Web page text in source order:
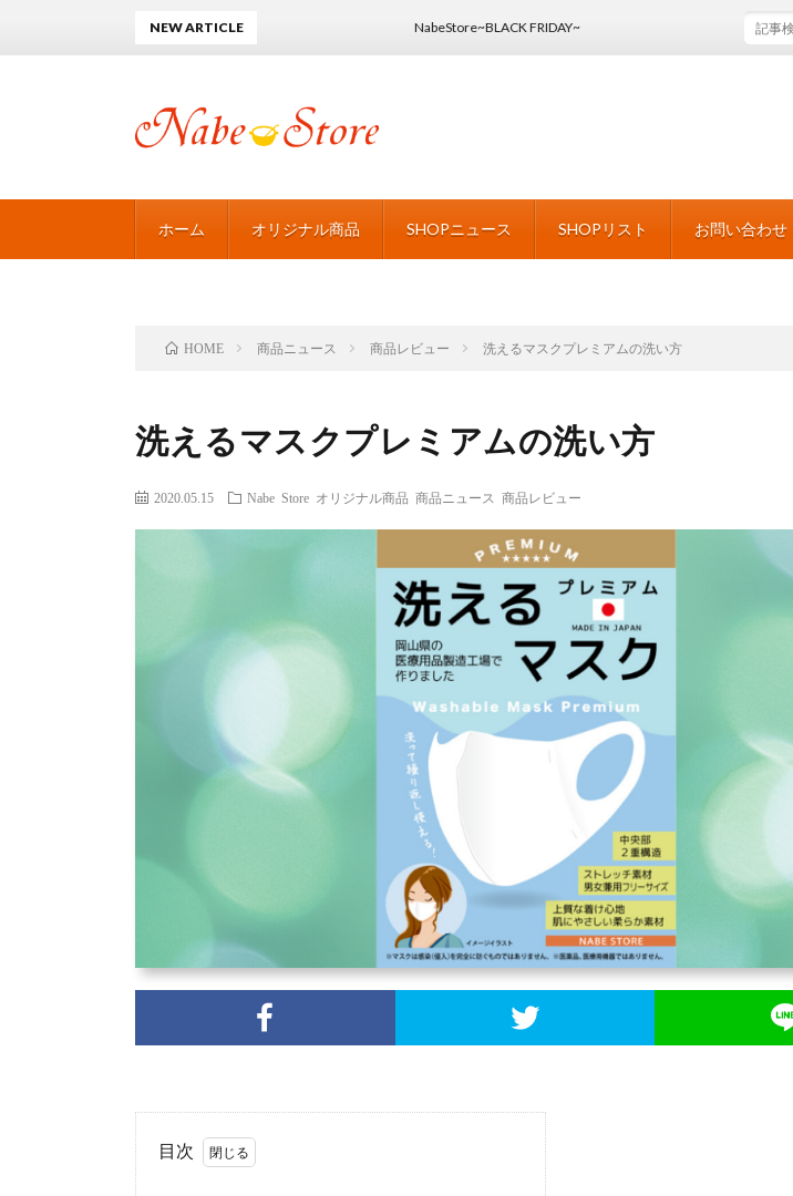
ホーム オリジナル商品 SHOPニュース SHOPリスト お問い合わせ
NEW ARTICLE NabeStore~BLACK FRIDAY~
HOME 商品ニュース 商品レビュー 洗えるマスクプレミアムの洗い方
洗えるマスクプレミアムの洗い方
2020.05.15 Nabe Store オリジナル商品 商品ニュース 商品レビュー
目次